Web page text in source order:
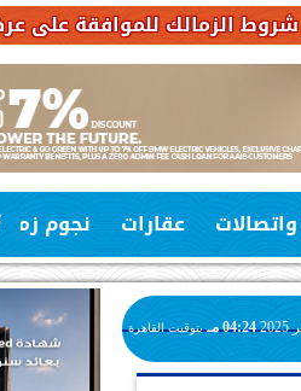
على عرض شباب
عقارات نجوم
04:24 مـ بتوقيت القاهرة